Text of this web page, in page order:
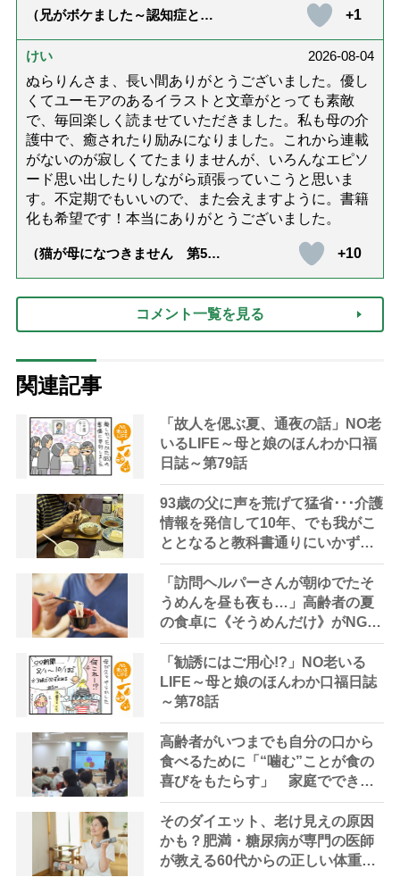
（兄がボケました～認知症と介
達』が届きました」）
+1
けい
2026-08-04
ぬらりんさま、長い間ありがとうございました。優し
くてユーモアのあるイラストと文章がとっても素敵
で、毎回楽しく読ませていただきました。私も母の介
護中で、癒されたり励みになりました。これから連載
がないのが寂しくてたまりませんが、いろんなエピソ
ード思い出したりしながら頑張っていこうと思いま
す。不定期でもいいので、また会えますように。書籍
化も希望です！本当にありがとうございました。
（猫が母になつきません 第500
+10
コメント一覧を見る
関連記事
「故人を偲ぶ夏、通夜の話」NO老
いるLIFE～母と娘のほんわか口福
日誌～第79話
93歳の父に声を荒げて猛省･･･介護
情報を発信して10年、でも我がこ
ととなると教科書通りにいかずに
ため息「感情と理性の狭間で右往
左往する現実」
「訪問ヘルパーさんが朝ゆでたそ
うめんを昼も夜も…」高齢者の夏
の食卓に《そうめんだけ》がNGな
理由とは？【管理栄養士が解説】
「勧誘にはご用心!?」NO老いる
LIFE～母と娘のほんわか口福日誌
～第78話
高齢者がいつまでも自分の口から
食べるために「“噛む”ことが食の
喜びをもたらす」 家庭でできる
持続可能な食支援を専門家が指南
そのダイエット、老け見えの原因
かも？肥満・糖尿病が専門の医師
が教える60代からの正しい体重管